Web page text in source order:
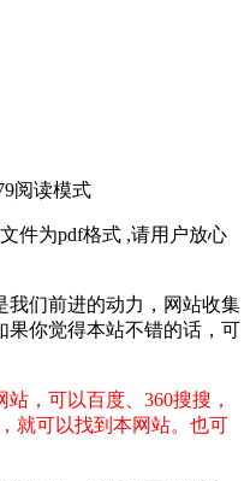
阅读模式
件为pdf格式 ,请用户放心
我们前进的动力，网站收集
果你觉得本站不错的话，可
，可以百度、360搜搜，
就可以找到本网站。也可